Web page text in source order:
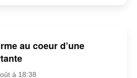
au coeur d’une
à 18:38